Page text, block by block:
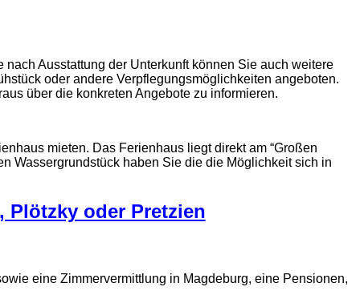
Ausstattung der Unterkunft können Sie auch weitere
oder andere Verpflegungsmöglichkeiten angeboten.
über die konkreten Angebote zu informieren.
mieten. Das Ferienhaus liegt direkt am “Großen
Wassergrundstück haben Sie die die Möglichkeit sich in
Plötzky oder Pretzien
eine Zimmervermittlung in Magdeburg, eine Pensionen,